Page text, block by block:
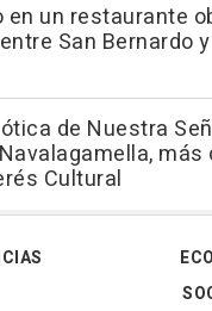
en un restaurante
San Bernardo
de Nuestra
Cultural